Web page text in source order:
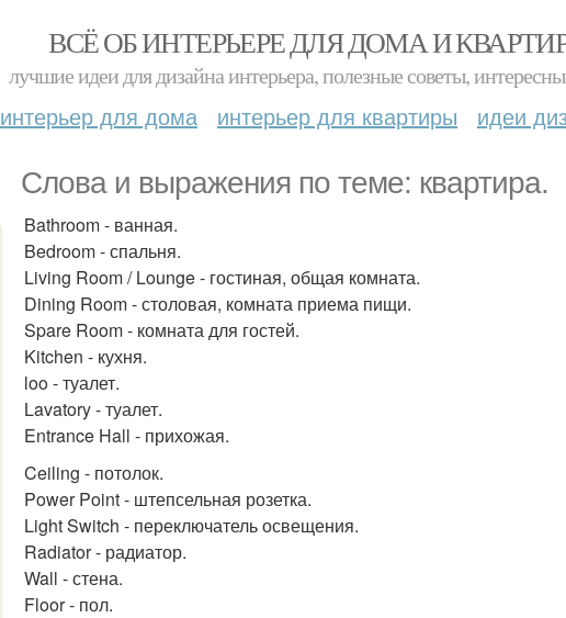
ВСЁ ОБ ИНТЕРЬЕРЕ ДЛЯ ДОМА И
лучшие идеи для дизайна интерьера, полезные советы,
интерьер для дома интерьер для квартиры идеи
Cлова и выражения по теме: квартира.
Bathroom - ванная.
Bedroom - спальня.
Living Room / Lounge - гостиная, общая комната.
Dining Room - столовая, комната приема пищи.
Spare Room - комната для гостей.
Kitchen - кухня.
loo - туалет.
Lavatory - туалет.
Entrance Hall - прихожая.
Ceiling - потолок.
Power Point - штепсельная розетка.
Light Switch - переключатель освещения.
Radiator - радиатор.
Wall - стена.
Floor - пол.